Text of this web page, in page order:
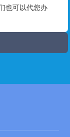
也可以代您办